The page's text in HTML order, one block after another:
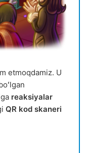
etmoqdamiz. U
reaksiyalar
QR kod skaneri